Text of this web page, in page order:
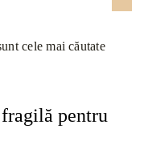
cele mai căutate
pentru